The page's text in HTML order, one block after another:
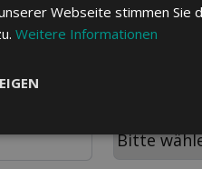
Webseite stimmen Sie
Weitere Informationen